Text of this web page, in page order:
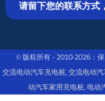
请留下您的联系方式
© 版权所有 - 2010-2026：保
交流电动汽车充电桩 交流电动
动汽车家用充电桩, 电动